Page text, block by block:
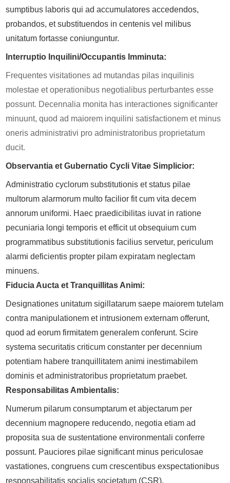
sumptibus laboris qui ad accumulatores accedendos,
probandos, et substituendos in centenis vel milibus
unitatum fortasse coniunguntur.
Interruptio Inquilini/Occupantis Imminuta:
Frequentes visitationes ad mutandas pilas inquilinis
molestae et operationibus negotialibus perturbantes esse
possunt. Decennalia monita has interactiones significanter
minuunt, quod ad maiorem inquilini satisfactionem et minus
oneris administrativi pro administratoribus proprietatum
ducit.
Observantia et Gubernatio Cycli Vitae Simplicior:
Administratio cyclorum substitutionis et status pilae
multorum alarmorum multo facilior fit cum vita decem
annorum uniformi. Haec praedicibilitas iuvat in ratione
pecuniaria longi temporis et efficit ut obsequium cum
programmatibus substitutionis facilius servetur, periculum
alarmi deficientis propter pilam expiratam neglectam
minuens.
Fiducia Aucta et Tranquillitas Animi:
Designationes unitatum sigillatarum saepe maiorem tutelam
contra manipulationem et intrusionem externam offerunt,
quod ad eorum firmitatem generalem conferunt. Scire
systema securitatis criticum constanter per decennium
potentiam habere tranquillitatem animi inestimabilem
dominis et administratoribus proprietatum praebet.
Responsabilitas Ambientalis:
Numerum pilarum consumptarum et abjectarum per
decennium magnopere reducendo, negotia etiam ad
proposita sua de sustentatione environmentali conferre
possunt. Pauciores pilae significant minus periculosae
vastationes, congruens cum crescentibus exspectationibus
responsabilitatis socialis societatum (CSR).